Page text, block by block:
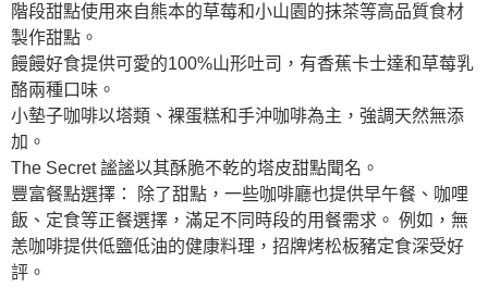
階段甜點使用來自熊本的草莓和小山園的抹茶等高品質食材
製作甜點。
饅饅好食提供可愛的100%山形吐司，有香蕉卡士達和草莓乳
酪兩種口味。
小墊子咖啡以塔類、裸蛋糕和手沖咖啡為主，強調天然無添
加。
The Secret 謐謐以其酥脆不乾的塔皮甜點聞名。
豐富餐點選擇： 除了甜點，一些咖啡廳也提供早午餐、咖哩
飯、定食等正餐選擇，滿足不同時段的用餐需求。 例如，無
恙咖啡提供低鹽低油的健康料理，招牌烤松板豬定食深受好
評。